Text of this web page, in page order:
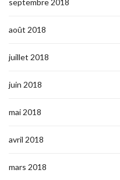
août 2018
juillet 2018
juin 2018
mai 2018
avril 2018
mars 2018